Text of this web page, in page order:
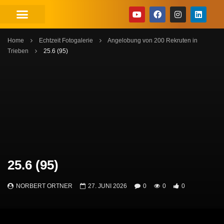
Home Echtzeit Fotogalerie
Angelobung von 200 Rekruten in
Trieben
25.6 (95)
25.6 (95)
NORBERT ORTNER 27. JUNI 2026 0 0 0